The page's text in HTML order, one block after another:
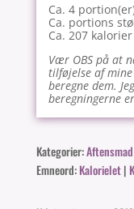
Ca. 4
Ca. portions
Ca. 207
Vær OBS på at
tilføjelse af
beregne dem.
beregningerne
Kategorier:Aftensmad
Emneord:Kalorielet|